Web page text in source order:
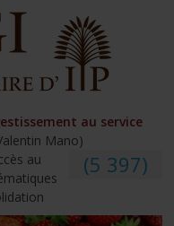
au service
Mano)
(5 397)
au